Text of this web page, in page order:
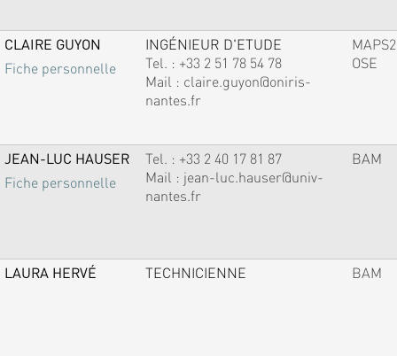
CLAIRE GUYON
Fiche personnelle
INGÉNIEUR D'ETUDE
Tel. : +33 2 51 78 54 78
Mail : claire.guyon@oniris-
nantes.fr
MAPS2
OSE
JEAN-LUC HAUSER
Fiche personnelle
Tel. : +33 2 40 17 81 87
Mail : jean-luc.hauser@univ-
nantes.fr
BAM
LAURA HERVÉ TECHNICIENNE BAM